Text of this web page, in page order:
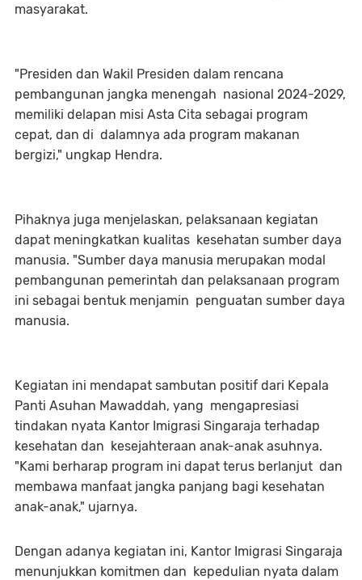
masyarakat.
"Presiden dan Wakil Presiden dalam rencana
pembangunan jangka menengah nasional 2024-2029,
memiliki delapan misi Asta Cita sebagai program
cepat, dan di dalamnya ada program makanan
bergizi," ungkap Hendra.
Pihaknya juga menjelaskan, pelaksanaan kegiatan
dapat meningkatkan kualitas kesehatan sumber daya
manusia. "Sumber daya manusia merupakan modal
pembangunan pemerintah dan pelaksanaan program
ini sebagai bentuk menjamin penguatan sumber daya
manusia.
Kegiatan ini mendapat sambutan positif dari Kepala
Panti Asuhan Mawaddah, yang mengapresiasi
tindakan nyata Kantor Imigrasi Singaraja terhadap
kesehatan dan kesejahteraan anak-anak asuhnya.
"Kami berharap program ini dapat terus berlanjut dan
membawa manfaat jangka panjang bagi kesehatan
anak-anak," ujarnya.
Dengan adanya kegiatan ini, Kantor Imigrasi Singaraja
menunjukkan komitmen dan kepedulian nyata dalam